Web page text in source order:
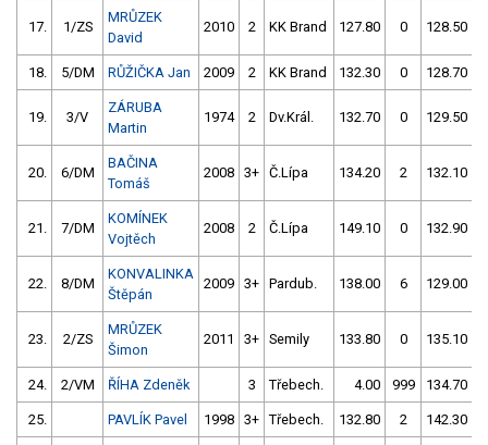
17. 1/ZS
MRŮZEK
David
2010 2 KK Brand 127.80 0 128.50
18. 5/DM RŮŽIČKA Jan 2009 2 KK Brand 132.30 0 128.70
19. 3/V
ZÁRUBA
Martin
1974 2 Dv.Král. 132.70 0 129.50
20. 6/DM
BAČINA
Tomáš
2008 3+ Č.Lípa 134.20 2 132.10
21. 7/DM
KOMÍNEK
Vojtěch
2008 2 Č.Lípa 149.10 0 132.90
22. 8/DM
KONVALINKA
Štěpán
2009 3+ Pardub. 138.00 6 129.00
23. 2/ZS
MRŮZEK
Šimon
2011 3+ Semily 133.80 0 135.10
24. 2/VM ŘÍHA Zdeněk 3 Třebech. 4.00 999 134.70
25. PAVLÍK Pavel 1998 3+ Třebech. 132.80 2 142.30